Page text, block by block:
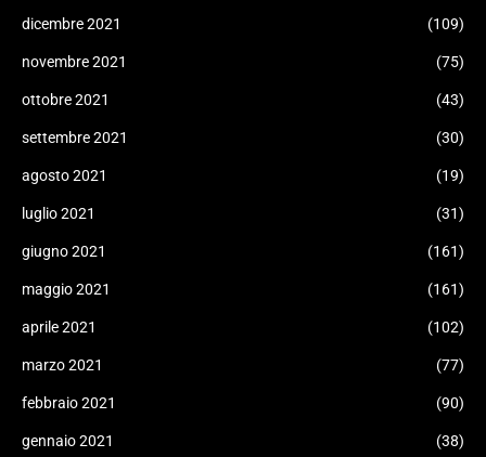
dicembre 2021 (109)
novembre 2021 (75)
ottobre 2021 (43)
settembre 2021 (30)
agosto 2021 (19)
luglio 2021 (31)
giugno 2021 (161)
maggio 2021 (161)
aprile 2021 (102)
marzo 2021 (77)
febbraio 2021 (90)
gennaio 2021 (38)